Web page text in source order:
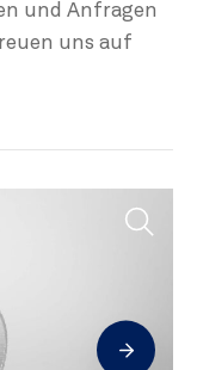
und Anfragen
uns auf